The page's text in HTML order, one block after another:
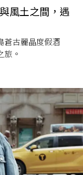
風土之間，遇
蒼古麗晶度假酒
旅。